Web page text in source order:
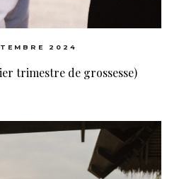
2024
trimestre de grossesse)